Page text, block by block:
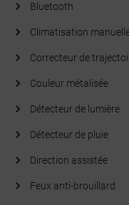
Bluetooth
Climatisation
Correcteur de
Couleur métalisée
Détecteur de lumière
Détecteur de pluie
Direction assistée
Feux anti-brouillard